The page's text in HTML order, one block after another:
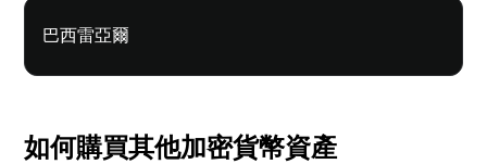
巴西雷亞爾
如何購買其他加密貨幣資產